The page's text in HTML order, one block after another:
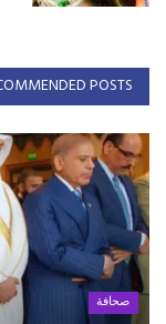
POSTS
صحافة